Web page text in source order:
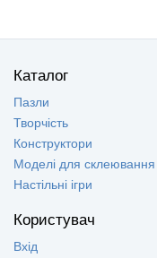
Каталог
Пазли
Творчість
Конструктори
Моделі для склеювання
Настільні ігри
Користувач
Вхід